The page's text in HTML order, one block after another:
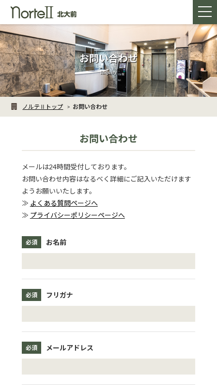
札幌 ホテル│ビジネスインノルテⅡ 北大前
メ
ュ
ー
お問い合わせ
Inquiry
ノルテⅡトップ お問い合わせ
お問い合わせ
メールは24時間受付しております。
お問い合わせ内容はなるべく詳細にご記入いただけます
ようお願いいたします。
≫ よくある質問ページへ
≫ プライバシーポリシーページへ
必須 お名前
必須 フリガナ
必須 メールアドレス